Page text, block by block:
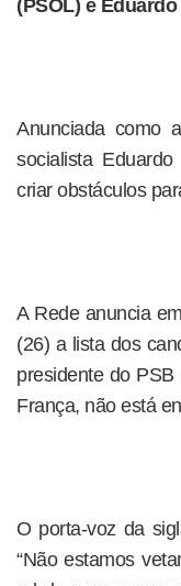
(PSOL) e
Anunciada como
socialista
criar obstáculos
A Rede anuncia
(26) a lista dos
presidente do
França, não está
O porta-voz da
“Não estamos